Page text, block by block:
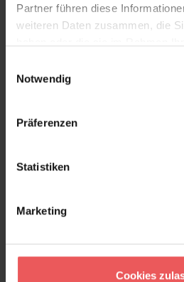
Partner führen diese
weiteren Daten zusammen, die
Notwendig
Präferenzen
Statistiken
Marketing
Cookies